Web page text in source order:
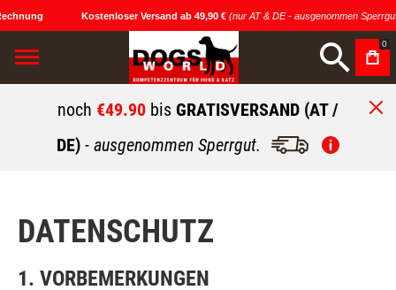
Kostenloser Versand ab 49,90 €(nur AT & DE - ausgenommen Sperrgut)
0
noch €49.90 bis GRATISVERSAND (AT /
DE) - ausgenommen Sperrgut.
DATENSCHUTZ
1. VORBEMERKUNGEN